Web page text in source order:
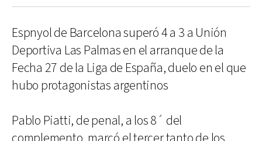
Espnyol de Barcelona superó 4 a 3 a Unión
Deportiva Las Palmas en el arranque de la
Fecha 27 de la Liga de España, duelo en el que
hubo protagonistas argentinos
Pablo Piatti, de penal, a los 8´ del